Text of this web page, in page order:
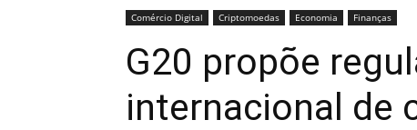
Comércio Digital Criptomoedas Economia Finanças
G20 propõe
internacional de